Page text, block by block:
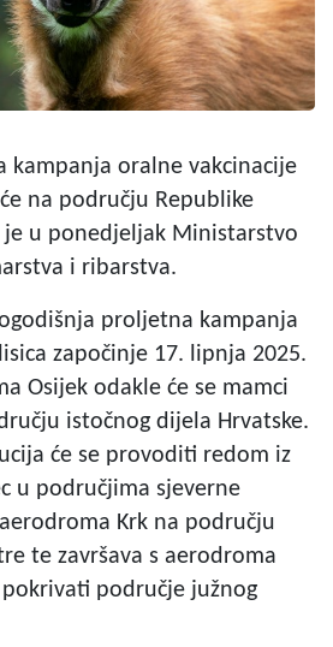
kampanja oralne vakcinacije
na području Republike
je u ponedjeljak Ministarstvo
i ribarstva.
proljetna kampanja
započinje 17. lipnja 2025.
Osijek odakle će se mamci
istočnog dijela Hrvatske.
će se provoditi redom iz
u područjima sjeverne
Krk na području
te završava s aerodroma
pokrivati područje južnog